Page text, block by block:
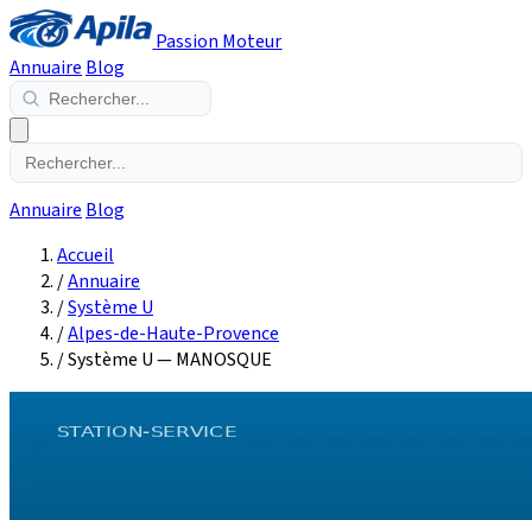
Passion Moteur
Annuaire Blog
Annuaire Blog
Accueil
/Annuaire
/Système U
/Alpes-de-Haute-Provence
/Système U — MANOSQUE